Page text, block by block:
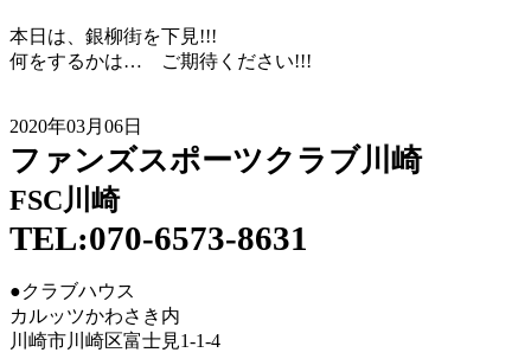
本日は、銀柳街を下見!!!
何をするかは… ご期待ください!!!
2020年03月06日
ファンズスポーツクラブ川崎
FSC川崎
TEL:070-6573-8631
●クラブハウス
カルッツかわさき内
川崎市川崎区富士見1-1-4